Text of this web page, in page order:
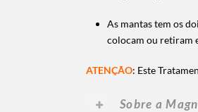
As mantas tem os
colocam ou retiram
ATENÇÃO: Este
Sobre a